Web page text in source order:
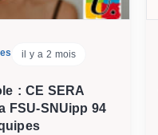
il y a 2 mois
: CE SERA
FSU-SNUipp 94